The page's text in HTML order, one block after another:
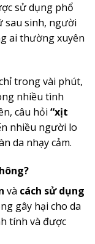
sử dụng phổ
sau sinh, người
ai thường xuyên
trong vài phút,
nhiều tình
câu hỏi “xịt
nhiều người lo
da nhạy cảm.
và cách sử dụng
gây hại cho da
tính và được